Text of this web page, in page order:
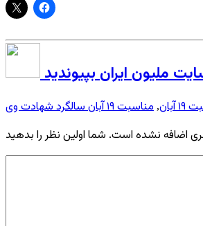
ملیون ایران بپیوندید
آبان , مناسبت ۱۹ آبان سالگرد شهادت وی